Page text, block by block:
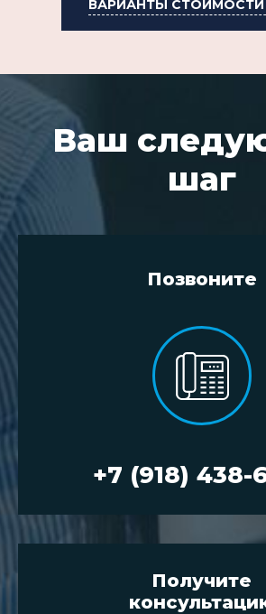
ВАРИАНТЫ СТОИМОСТИ
Ваш
шаг
Позвоните
+7 (918) 438-
Получите